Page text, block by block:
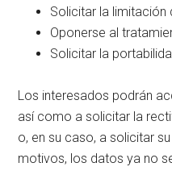
Solicitar la limitación
Oponerse al
Solicitar la
Los interesados podrán
así como a solicitar la
o, en su caso, a solicitar
motivos, los datos ya no